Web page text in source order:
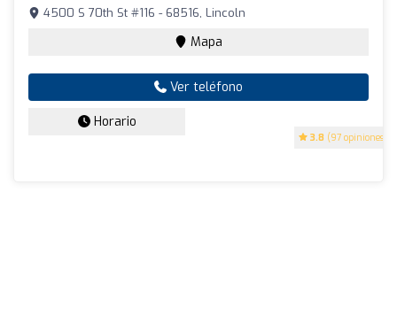
3.8 (97 opiniones)
4500 S 70th St #116 - 68516, Lincoln
Mapa
Ver teléfono
Horario